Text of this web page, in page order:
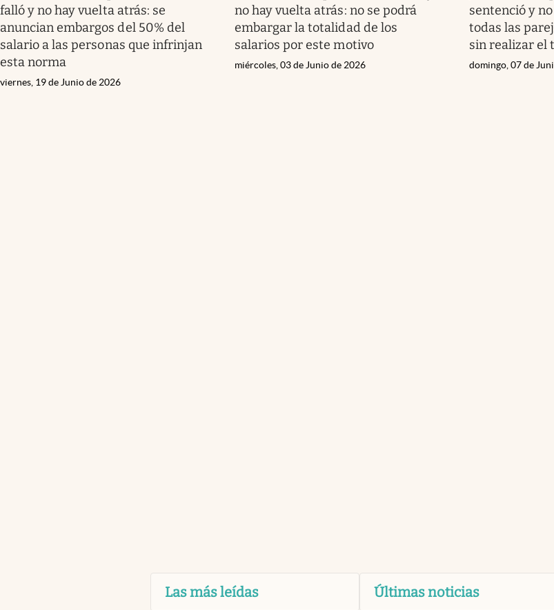
falló y no hay vuelta atrás: se
anuncian embargos del 50% del
salario a las personas que infrinjan
esta norma
viernes, 19 de Junio de 2026
no hay vuelta atrás: no se podrá
embargar la totalidad de los
salarios por este motivo
miércoles, 03 de Junio de 2026
sentenció y
todas las
sin realizar el
domingo, 07 de
Las más leídas Últimas noticias